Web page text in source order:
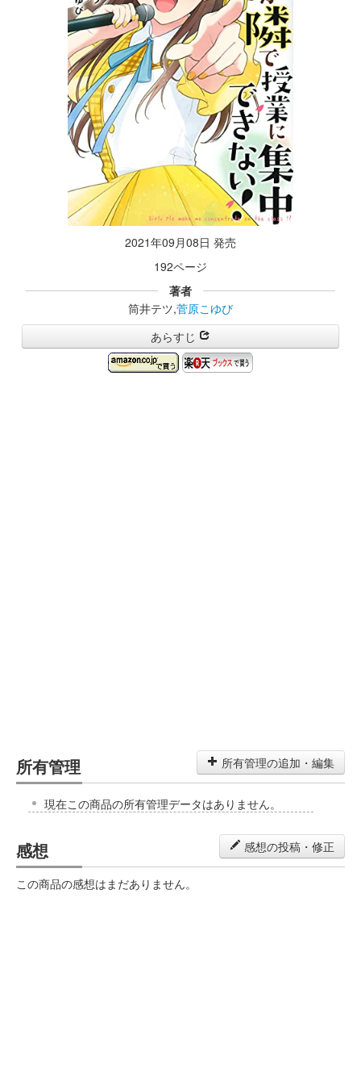
2021年09月08日 発売
192ページ
著者
筒井テツ,菅原こゆび
あらすじ
所有管理 所有管理の追加・編集
現在この商品の所有管理データはありません。
感想 感想の投稿・修正
この商品の感想はまだありません。